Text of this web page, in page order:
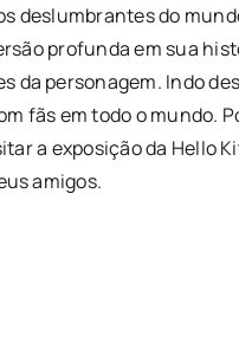
deslumbrantes do
profunda em sua
da personagem. Indo
fãs em todo o mundo.
a exposição da Hello
amigos.